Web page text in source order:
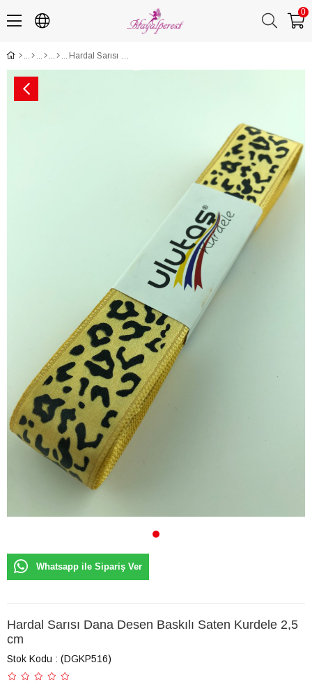
0
Hardal Sarısı Dana Desen Baskılı Saten Kurdele 2,5 cm
Whatsapp ile Sipariş Ver
Hardal Sarısı Dana Desen Baskılı Saten Kurdele 2,5
cm
Stok Kodu (DGKP516)